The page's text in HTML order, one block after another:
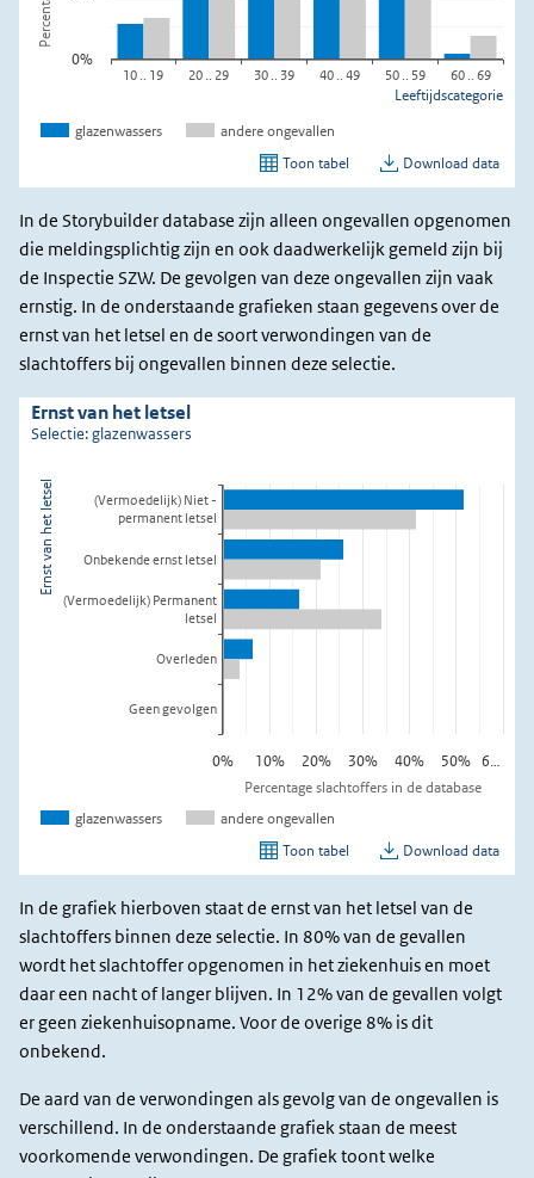
In de Storybuilder database zijn alleen ongevallen opgenomen
die meldingsplichtig zijn en ook daadwerkelijk gemeld zijn bij
de Inspectie SZW. De gevolgen van deze ongevallen zijn vaak
ernstig. In de onderstaande grafieken staan gegevens over de
ernst van het letsel en de soort verwondingen van de
slachtoffers bij ongevallen binnen deze selectie.
In de grafiek hierboven staat de ernst van het letsel van de
slachtoffers binnen deze selectie. In 80% van de gevallen
wordt het slachtoffer opgenomen in het ziekenhuis en moet
daar een nacht of langer blijven. In 12% van de gevallen volgt
er geen ziekenhuisopname. Voor de overige 8% is dit
onbekend.
De aard van de verwondingen als gevolg van de ongevallen is
verschillend. In de onderstaande grafiek staan de meest
voorkomende verwondingen. De grafiek toont welke